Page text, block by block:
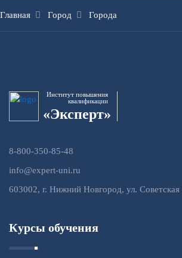
Главная Город Города
Институт повышения
квалификации
«Эксперт»
8-800-350-85-48
info@expert-uni.ru
603002, г. Нижний Новгород, ул.
Курсы обучения